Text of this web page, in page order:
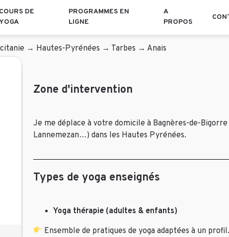
COURS DE
PROGRAMMES EN
LIGNE
A
PROPOS
→ Hautes-Pyrénées → Tarbes → Anais
Zone d'intervention
Je me déplace à votre domicile à Bagnères-de-
Lannemezan…) dans les Hautes Pyrénées.
Types de yoga enseignés
Yoga thérapie (adultes & enfants)
Ensemble de pratiques de yoga adaptées à un profil.